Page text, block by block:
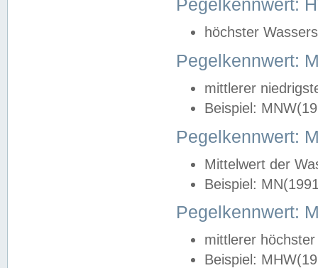
Pegelkennwert:
höchster
Pegelkennwert:
mittlerer
Beispiel:
Pegelkennwert:
Mittelwert der
Beispiel:
Pegelkennwert:
mittlerer
Beispiel: